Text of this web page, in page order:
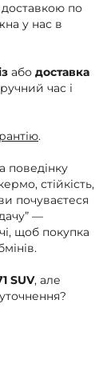
по
у нас в
або доставка
час і
.
поведінку
стійкість,
почуваєтеся
—
щоб покупка
SUV, але